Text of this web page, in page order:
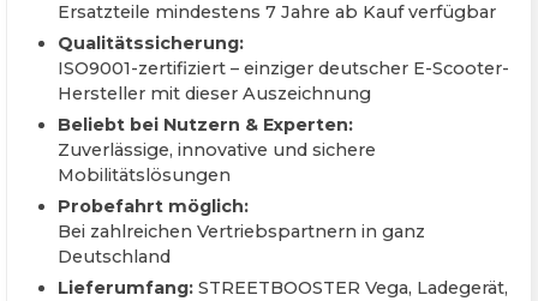
Ersatzteile mindestens 7 Jahre ab Kauf verfügbar
Qualitätssicherung:
ISO9001-zertifiziert – einziger deutscher E-Scooter-
Hersteller mit dieser Auszeichnung
Beliebt bei Nutzern & Experten:
Zuverlässige, innovative und sichere
Mobilitätslösungen
Probefahrt möglich:
Bei zahlreichen Vertriebspartnern in ganz
Deutschland
Lieferumfang:STREETBOOSTER Vega, Ladegerät,